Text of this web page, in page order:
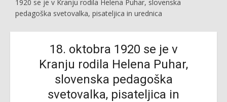
1920 se je v Kranju rodila Helena Puhar, slovenska
pedagoška svetovalka, pisateljica in urednica
18. oktobra 1920 se je v
Kranju rodila Helena Puhar,
slovenska pedagoška
svetovalka, pisateljica in